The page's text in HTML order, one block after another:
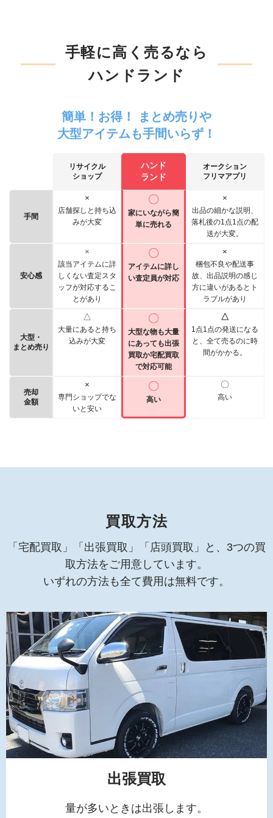
手軽に高く売るなら
ハンドランド
簡単！お得！ まとめ売りや
大型アイテムも手間いらず！
リサイクル
ショップ
ハンド
ランド
オークション
フリマアプリ
手間
×
店舗探しと持ち込
みが大変
〇
家にいながら簡
単に売れる
×
出品の細かな説明、
落札後の1点1点の配
送が大変。
安心感
×
該当アイテムに詳
しくない査定スタ
ッフが対応するこ
とがあり
〇
アイテムに詳し
い査定員が対応
×
梱包不良や配送事
故、出品説明の感じ
方に違いがあるとト
ラブルがあり
大型・
まとめ売り
△
大量にあると持ち
込みが大変
〇
大型な物も大量
にあっても出張
買取か宅配買取
で対応可能
△
1点1点の発送になる
と、全て売るのに時
間がかかる。
売却
金額
×
専門ショップでな
いと安い
〇
高い
〇
高い
買取方法
「宅配買取」「出張買取」「店頭買取」と、3つの買
取方法をご用意しています。
いずれの方法も全て費用は無料です。
出張買取
量が多いときは出張します。